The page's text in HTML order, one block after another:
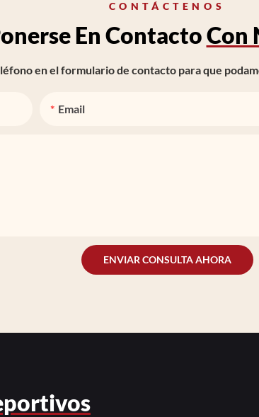
CONTÁCTENOS
En ContactoCon
en el formulario de contacto para que
Email
ENVIAR CONSULTA AHORA